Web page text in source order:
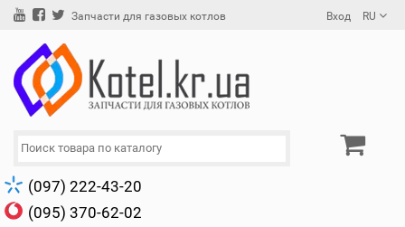
Запчасти для газовых котлов Вход RU
(097) 222-43-20
(095) 370-62-02